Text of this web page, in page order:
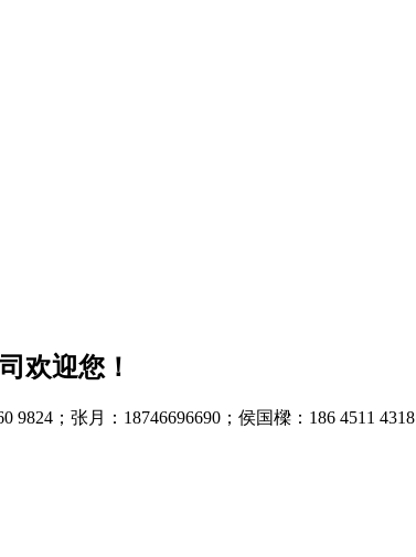
欢迎您！
9824；张月：18746696690；侯国樑：186 4511 4318